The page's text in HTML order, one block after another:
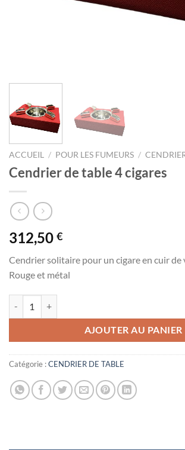
ACCUEIL / POUR LES FUMEURS /
Cendrier de table 4 cigares
312,50 €
Cendrier solitaire pour un cigare en cuir de
Rouge et métal
AJOUTER AU PANIER
Catégorie :CENDRIER DE TABLE